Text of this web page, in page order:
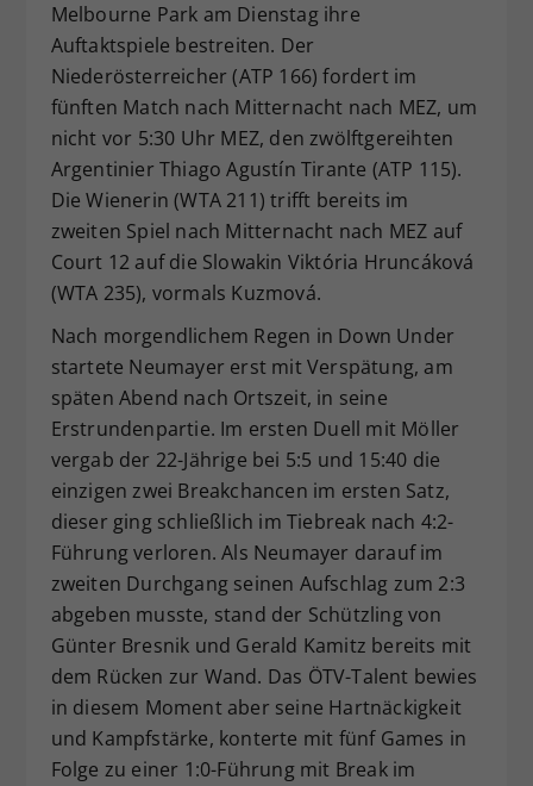
Melbourne Park am Dienstag ihre
Auftaktspiele bestreiten. Der
Niederösterreicher (ATP 166) fordert im
fünften Match nach Mitternacht nach MEZ, um
nicht vor 5:30 Uhr MEZ, den zwölftgereihten
Argentinier Thiago Agustín Tirante (ATP 115).
Die Wienerin (WTA 211) trifft bereits im
zweiten Spiel nach Mitternacht nach MEZ auf
Court 12 auf die Slowakin Viktória Hruncáková
(WTA 235), vormals Kuzmová.
Nach morgendlichem Regen in Down Under
startete Neumayer erst mit Verspätung, am
späten Abend nach Ortszeit, in seine
Erstrundenpartie. Im ersten Duell mit Möller
vergab der 22-Jährige bei 5:5 und 15:40 die
einzigen zwei Breakchancen im ersten Satz,
dieser ging schließlich im Tiebreak nach 4:2-
Führung verloren. Als Neumayer darauf im
zweiten Durchgang seinen Aufschlag zum 2:3
abgeben musste, stand der Schützling von
Günter Bresnik und Gerald Kamitz bereits mit
dem Rücken zur Wand. Das ÖTV-Talent bewies
in diesem Moment aber seine Hartnäckigkeit
und Kampfstärke, konterte mit fünf Games in
Folge zu einer 1:0-Führung mit Break im